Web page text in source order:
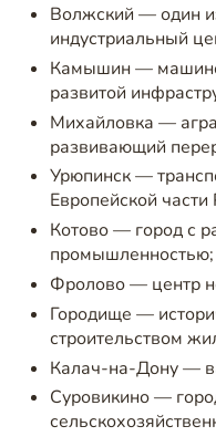
Волжский — один
индустриальный
Камышин —
развитой
Михайловка —
развивающий
Урюпинск —
Европейской части
Котово — город с
промышленностью;
Фролово — центр
Городище —
строительством
Калач-на-Дону —
Суровикино —